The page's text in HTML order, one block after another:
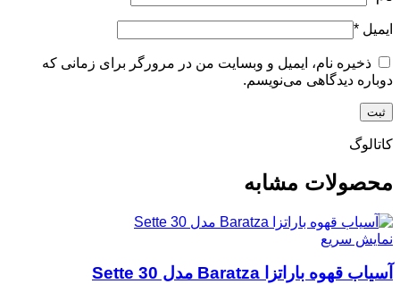
ایمیل *
ذخیره نام، ایمیل و وبسایت من در مرورگر برای زمانی که
دوباره دیدگاهی می‌نویسم.
کاتالوگ
محصولات مشابه
نمایش سریع
آسیاب قهوه باراتزا Baratza مدل Sette 30